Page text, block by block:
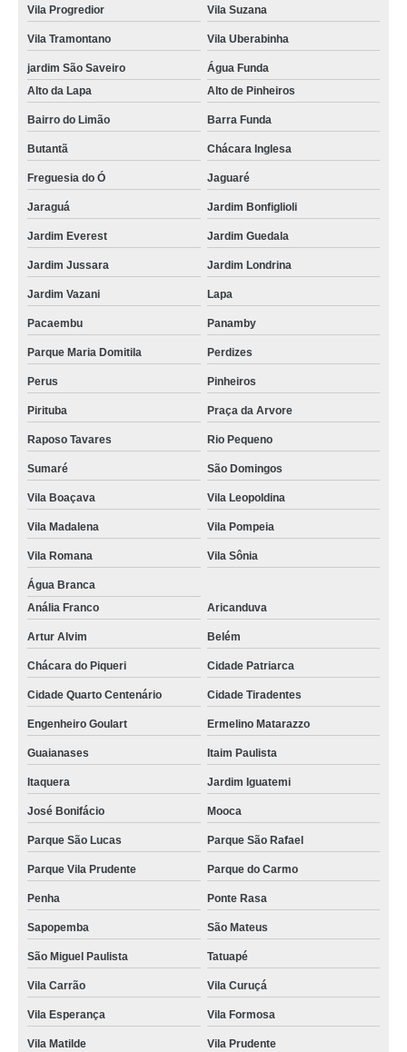
Vila Progredior Vila Suzana
Vila Tramontano Vila Uberabinha
jardim São Saveiro
Água Funda
Alto da Lapa
Alto de Pinheiros
Bairro do Limão Barra Funda
Butantã Chácara Inglesa
Freguesia do Ó Jaguaré
Jaraguá Jardim Bonfiglioli
Jardim Everest Jardim Guedala
Jardim Jussara Jardim Londrina
Jardim Vazani Lapa
Pacaembu Panamby
Parque Maria Domitila Perdizes
Perus Pinheiros
Pirituba Praça da Arvore
Raposo Tavares Rio Pequeno
Sumaré São Domingos
Vila Boaçava Vila Leopoldina
Vila Madalena Vila Pompeia
Vila Romana Vila Sônia
Água Branca
Anália Franco
Aricanduva
Artur Alvim Belém
Chácara do Piqueri Cidade Patriarca
Cidade Quarto Centenário Cidade Tiradentes
Engenheiro Goulart Ermelino Matarazzo
Guaianases Itaim Paulista
Itaquera Jardim Iguatemi
José Bonifácio Mooca
Parque São Lucas Parque São Rafael
Parque Vila Prudente Parque do Carmo
Penha Ponte Rasa
Sapopemba São Mateus
São Miguel Paulista Tatuapé
Vila Carrão Vila Curuçá
Vila Esperança Vila Formosa
Vila Matilde Vila Prudente